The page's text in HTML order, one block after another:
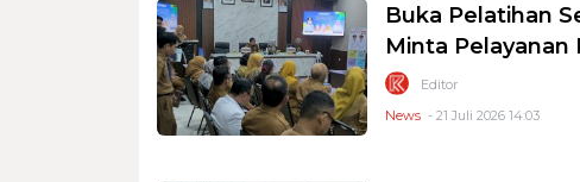
Buka Pelatihan
Minta Pelayanan
Editor
News - 21 Juli 2026 14:03